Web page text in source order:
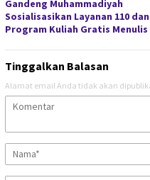
Gandeng Muhammadiyah
Sosialisasikan Layanan 110 dan
Program Kuliah Gratis Menulis
Tinggalkan Balasan
Alamat email Anda tidak akan